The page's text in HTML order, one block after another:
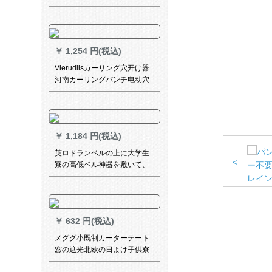
ーーパッドフルストラック
￥ 1,254 円(税込)
Vierudiisカーリング穴开け器
河南カーリングパンチ电动穴
あけ机
￥ 1,184 円(税込)
英ロドランベルの上に大学生
寮の高低ベル神器を敷いて、
环境に优しい通気性ピン0.9枚
スします。
￥ 632 円(税込)
メググ小既制カーターテート
窓の遮光北欧の日よけ子供寮
ビレッグコーナーコーナーカ
<